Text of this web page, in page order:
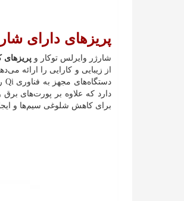
پریزهای دارای
شارژر وایرلس توکار و پریزهای
از زیبایی و کارایی را ارائه
دستگاه‌های مجهز به فناوری Qi را بدون نیاز به کابل فراهم می‌کند. این قابلیت در
برای کاهش شلوغی سیم‌ها و